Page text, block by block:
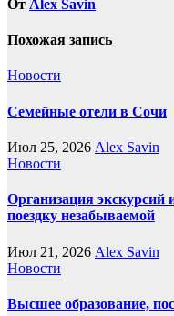
От Alex Savin
Похожая запись
Новости
Семейные отели в Сочи
Июл 25, 2026 Alex Savin
Новости
Организация экскурсий
поездку незабываемой
Июл 21, 2026 Alex Savin
Новости
Высшее образование,